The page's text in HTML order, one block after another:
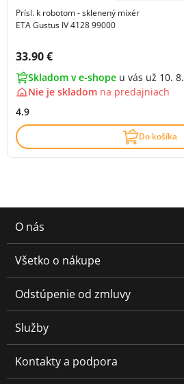
Prísl. k robotom - sklenený mixér
ETA Gustus IV 4128 99000
Cena s DPH:
33.90 €
Skladom v e-shope u vás už 10. 8.
Nie je skladom na predajniach
4.9
Do košíka
O nás
Všetko o nákupe
Odstúpenie od zmluvy
Služby
Kontakty a podpora